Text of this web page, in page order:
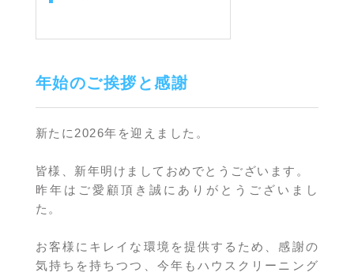
年始のご挨拶と感謝
新たに2026年を迎えました。
皆様、新年明けましておめでとうございます。
昨年はご愛顧頂き誠にありがとうございまし
た。
お客様にキレイな環境を提供するため、感謝の
気持ちを持ちつつ、今年もハウスクリーニング